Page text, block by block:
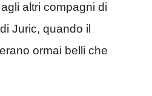
altri compagni di
Juric, quando il
ormai belli che